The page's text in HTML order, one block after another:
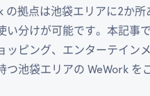
の拠点は池袋エリアに2か所
い分けが可能です。本記事
ッピング、エンターテイン
つ池袋エリアの WeWork を